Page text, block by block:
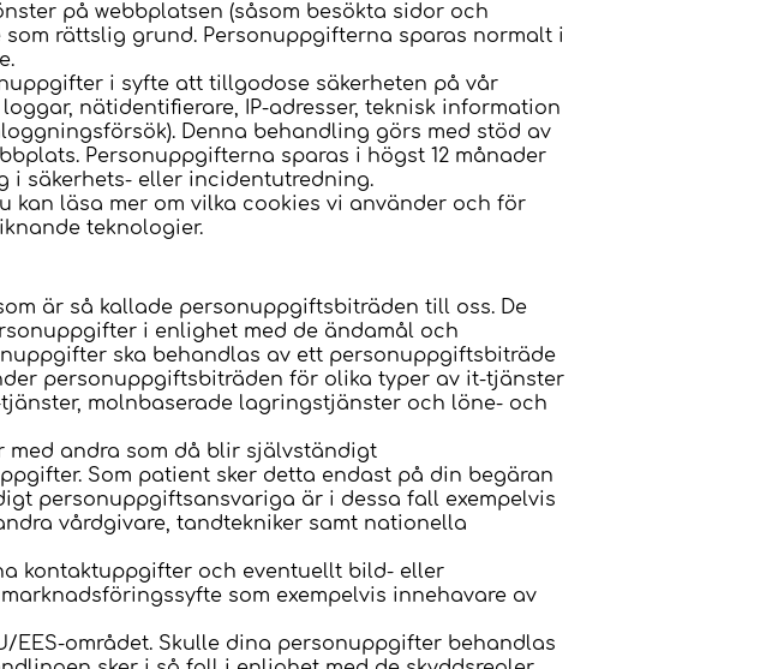
på webbplatsen (såsom besökta sidor och
rättslig grund. Personuppgifterna sparas normalt i
i syfte att tillgodose säkerheten på vår
nätidentifierare, IP-adresser, teknisk information
Denna behandling görs med stöd av
Personuppgifterna sparas i högst 12 månader
i säkerhets- eller incidentutredning.
kan läsa mer om vilka cookies vi använder och för
teknologier.
är så kallade personuppgiftsbiträden till oss. De
i enlighet med de ändamål och
ska behandlas av ett personuppgiftsbiträde
personuppgiftsbiträden för olika typer av it-tjänster
molnbaserade lagringstjänster och löne- och
med andra som då blir självständigt
Som patient sker detta endast på din begäran
personuppgiftsansvariga är i dessa fall exempelvis
vårdgivare, tandtekniker samt nationella
kontaktuppgifter och eventuellt bild- eller
som exempelvis innehavare av
området. Skulle dina personuppgifter behandlas